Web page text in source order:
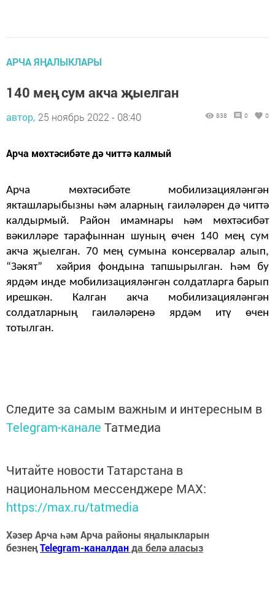
АРЧА ЯҢАЛЫКЛАРЫ
140 мең сум акча җыелган
автор, 25 ноябрь 2022 - 08:40 838 0 0
Арча мөхтәсибәте дә читтә калмый
Арча мөхтәсибәте мобилизацияләнгән
якташларыбызны һәм аларның гаиләләрен дә читтә
калдырмый. Район имамнары һәм мөхтәсибәт
вәкилләре тарафыннан шуның өчен 140 мең сум
акча җыелган. 70 мең сумына консервалар алып,
“Зәкят” хәйрия фондына тапшырылган. Һәм бу
ярдәм инде мобилизацияләнгән солдатларга барып
ирешкән. Калган акча мобилизацияләнгән
солдатларның гаиләләренә ярдәм итү өчен
тотылган.
Следите за самым важным и интересным в
Telegram-канале Татмедиа
Читайте новости Татарстана в
национальном мессенджере MАХ:
https://max.ru/tatmedia
Хәзер Арча һәм Арча районы яңалыкларын
безнеңTelegram-каналданда белә аласыз